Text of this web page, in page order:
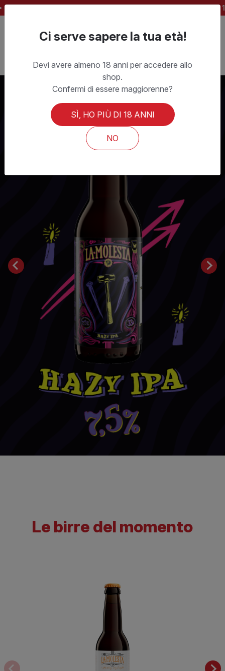
SPEDIZIONE OFFERTA PER ORDINI SUPERIORI A CHF
Le birre del momento
Ci serve sapere la tua età!
Devi avere almeno 18 anni per accedere allo
shop.
Confermi di essere maggiorenne?
SÌ, HO PIÙ DI 18 ANNI
NO